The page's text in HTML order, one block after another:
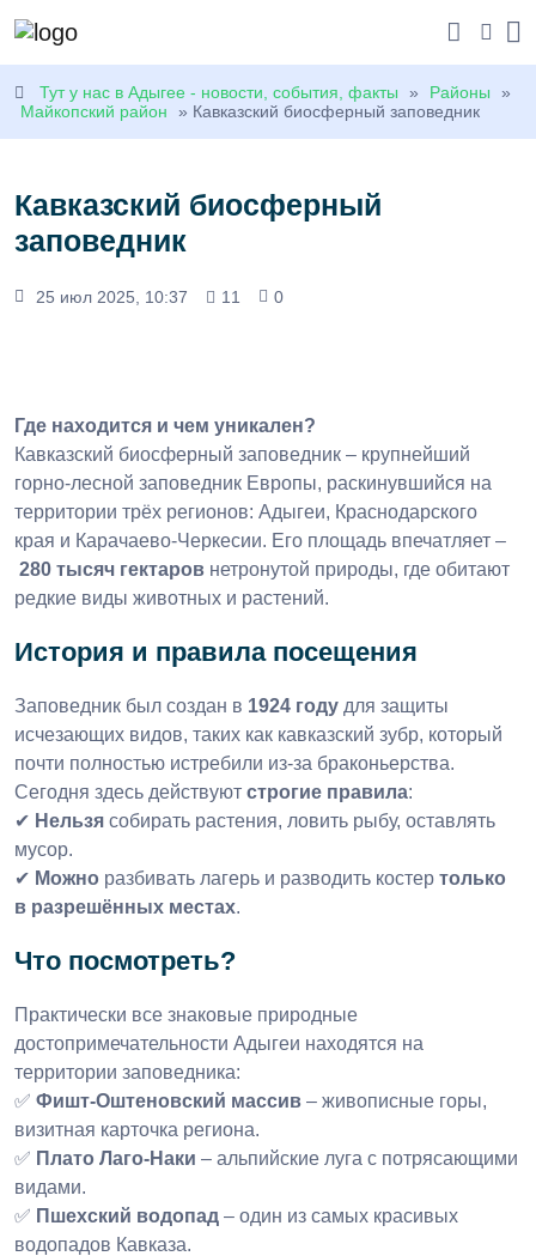
Тут у нас в Адыгее - новости, события, факты » Районы
»
Майкопский район
» Кавказский биосферный заповедник
Кавказский биосферный
заповедник
25 июл 2025, 10:37 11 0
Где находится и чем уникален?
Кавказский биосферный заповедник – крупнейший
горно-лесной заповедник Европы, раскинувшийся на
территории трёх регионов: Адыгеи, Краснодарского
края и Карачаево-Черкесии. Его площадь впечатляет –
280 тысяч гектаров нетронутой природы, где обитают
редкие виды животных и растений.
История и правила посещения
Заповедник был создан в 1924 году для защиты
исчезающих видов, таких как кавказский зубр, который
почти полностью истребили из-за браконьерства.
Сегодня здесь действуют строгие правила:
✔ Нельзя собирать растения, ловить рыбу, оставлять
мусор.
✔ Можно разбивать лагерь и разводить костер только
в разрешённых местах.
Что посмотреть?
Практически все знаковые природные
достопримечательности Адыгеи находятся на
территории заповедника:
✅ Фишт-Оштеновский массив – живописные горы,
визитная карточка региона.
✅ Плато Лаго-Наки – альпийские луга с потрясающими
видами.
✅ Пшехский водопад – один из самых красивых
водопадов Кавказа.